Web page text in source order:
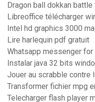
Dragon ball dokkan
Libreoffice télécharger
Intel hd graphics 3000
Lire harlequin pdf gratuit
Whatsapp messenger
Instalar java 32 bits
Jouer au scrabble contre
Transformer fichier mpg
Telecharger flash player